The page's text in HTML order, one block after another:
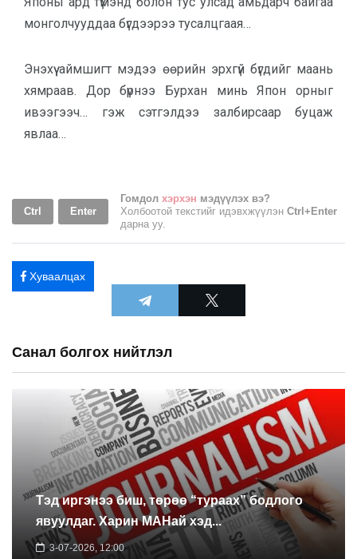
мон­голчууддаа бүгдээрээ тусалцгаая…
Энэхүү аймшигт мэдээ өөрийн эрхгүй бүгдийг маань
хямраав. Дор бүрнээ Бурхан минь Япон орныг
ивээгээч… гэж сэтгэлдээ залбирсаар буцаж
явлаа…
Ctrl Enter
Гомдол хэрхэн мэдүүлэх вэ?
Холбоотой текстийг идэвхжүүлэн Ctrl+Enter
дарна уу.
Хуваалцах
Санал болгох нийтлэл
Тэд иргэнээ биш, төрөө “тураах” бодлого
явуулдаг. Харин МАНай хэд...
3-07-2026, 12:00